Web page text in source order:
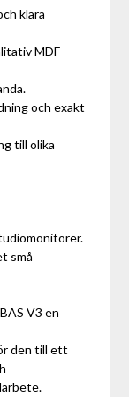
klara
MDF-
och exakt
till olika
små
V3 en
den till ett